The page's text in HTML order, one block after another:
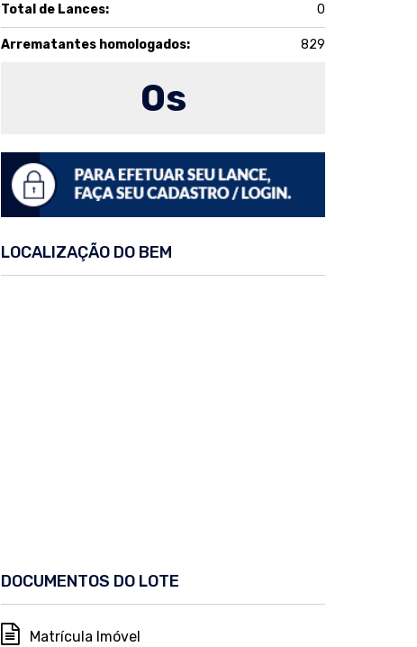
Total de Lances: 0
Arrematantes homologados: 829
0s
LOCALIZAÇÃO DO BEM
DOCUMENTOS DO LOTE
Matrícula Imóvel